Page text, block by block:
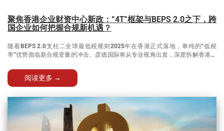
聚焦香港企业财资中心新政：“4T”框架与BEPS 2.0之下，跨
国企业如何把握合规新机遇？
随着BEPS 2.0支柱二全球最低税规则2025年在香港正式落地，单纯的“低税
率”优势面临新合规变量的冲击。彦德国际将从专业视角出发，深度拆解香港财
心的可行路径。
阅读更多 →